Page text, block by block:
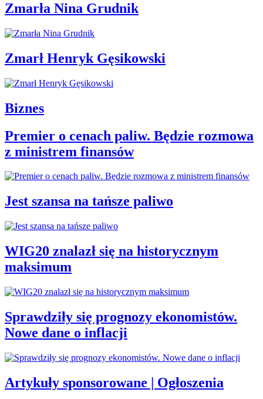
Zmarła Nina Grudnik
Zmarł Henryk Gęsikowski
Biznes
Premier o cenach paliw. Będzie rozmowa
z ministrem finansów
Jest szansa na tańsze paliwo
WIG20 znalazł się na historycznym
maksimum
Sprawdziły się prognozy ekonomistów.
Nowe dane o inflacji
Artykuły sponsorowane | Ogłoszenia